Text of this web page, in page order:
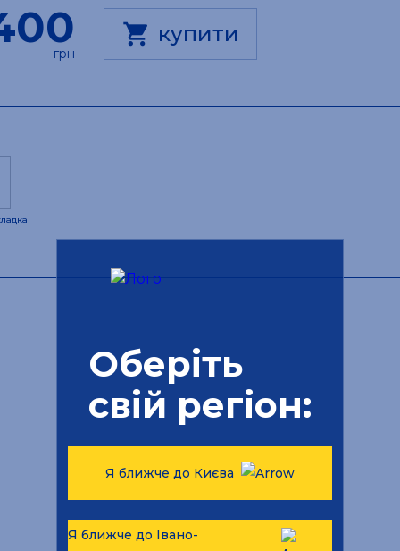
грн
shopping_cart купити
Оберіть
свій регіон:
Я ближче до Києва
Я ближче до Івано-